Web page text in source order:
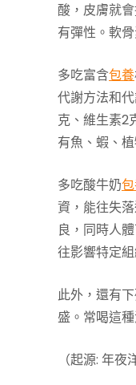
酸，皮膚就
有彈性。軟
多吃富含包養
代謝方法和
克、維生素2
有魚、蝦、
多吃酸牛奶
資，能往失
良，同時人
往影響特定
此外，還有
盛。常喝這
（起源: 年夜